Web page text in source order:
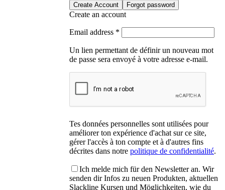
Create Account Forgot password
Create an account
Email address *
Un lien permettant de définir un nouveau mot
de passe sera envoyé à votre adresse e-mail.
Tes données personnelles sont utilisées pour
améliorer ton expérience d'achat sur ce site,
gérer l'accès à ton compte et à d'autres fins
décrites dans notre politique de confidentialité.
Ich melde mich für den Newsletter an. Wir
senden dir Infos zu neuen Produkten, aktuellen
Slackline Kursen und Möglichkeiten, wie du